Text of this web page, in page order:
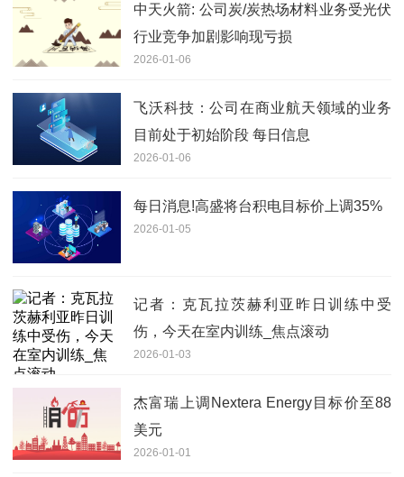
中天火箭: 公司炭/炭热场材料业务受光伏
行业竞争加剧影响现亏损
2026-01-06
飞沃科技：公司在商业航天领域的业务
目前处于初始阶段 每日信息
2026-01-06
每日消息!高盛将台积电目标价上调35%
2026-01-05
记者：克瓦拉茨赫利亚昨日训练中受
伤，今天在室内训练_焦点滚动
2026-01-03
杰富瑞上调Nextera Energy目标价至88
美元
2026-01-01